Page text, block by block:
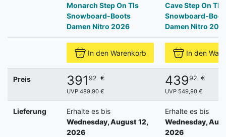
Monarch Step On Tls
Snowboard-Boots
Damen Nitro 2026
Cave Step On Tls
Snowboard-
Damen Nitro
In den Warenkorb In den
Preis 391 92 €
UVP 489,90 €
43992 €
UVP 549,90 €
Lieferung
Erhalte es bis
Wednesday, August 12,
2026
Erhalte es bis
Wednesday,
2026